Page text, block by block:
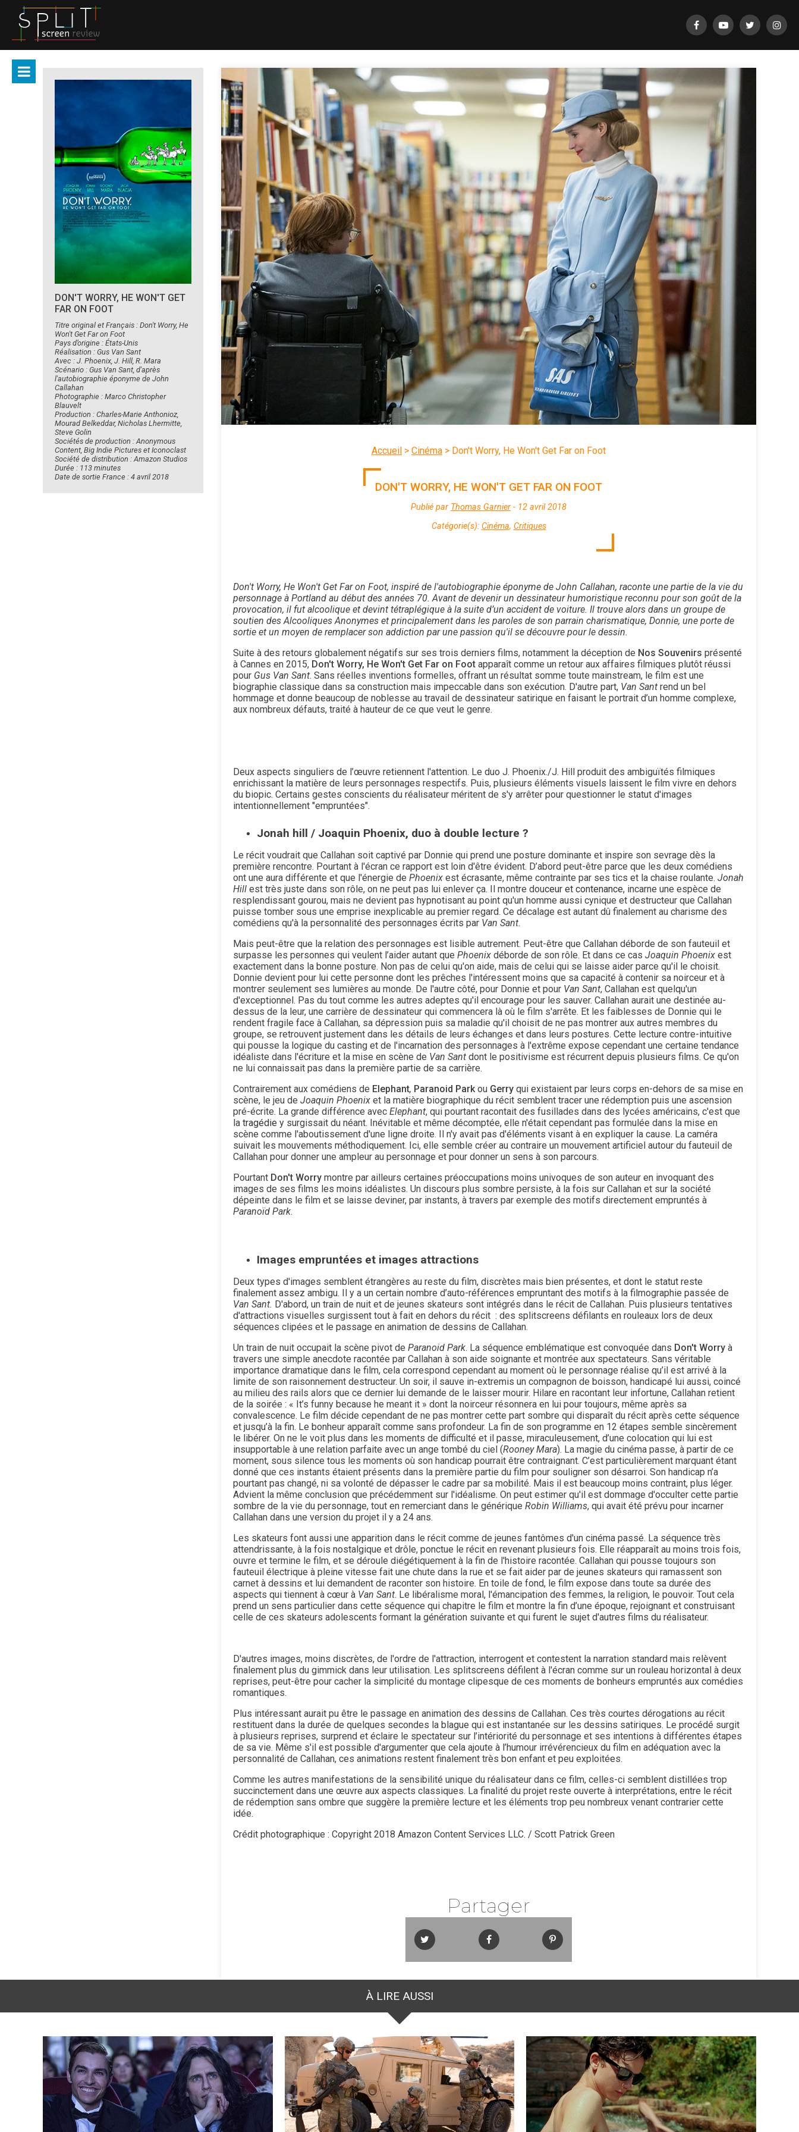
DON'T WORRY, HE WON'T GET
FAR ON FOOT
Titre original et Français : Don't Worry, He
Won't Get Far on Foot
Pays d’origine : États-Unis
Réalisation : Gus Van Sant
Avec : J. Phoenix, J. Hill, R. Mara
Scénario : Gus Van Sant, d'après
l'autobiographie éponyme de John
Callahan
Photographie : Marco Christopher
Blauvelt
Production : Charles-Marie Anthonioz,
Mourad Belkeddar, Nicholas Lhermitte,
Steve Golin
Sociétés de production : Anonymous
Content, Big Indie Pictures et Iconoclast
Société de distribution : Amazon Studios
Durée : 113 minutes
Date de sortie France : 4 avril 2018
Accueil > Cinéma > Don't Worry, He Won't Get Far on Foot
DON'T WORRY, HE WON'T GET FAR ON FOOT
Publié par Thomas Garnier - 12 avril 2018
Catégorie(s): Cinéma, Critiques
Don't Worry, He Won't Get Far on Foot, inspiré de l'autobiographie éponyme de John Callahan, raconte une partie de la vie du
personnage à Portland au début des années 70. Avant de devenir un dessinateur humoristique reconnu pour son goût de la
provocation, il fut alcoolique et devint tétraplégique à la suite d’un accident de voiture. Il trouve alors dans un groupe de
soutien des Alcooliques Anonymes et principalement dans les paroles de son parrain charismatique, Donnie, une porte de
sortie et un moyen de remplacer son addiction par une passion qu'il se découvre pour le dessin.
Suite à des retours globalement négatifs sur ses trois derniers films, notamment la déception de Nos Souvenirs présenté
à Cannes en 2015, Don't Worry, He Won't Get Far on Foot apparaît comme un retour aux affaires filmiques plutôt réussi
pour Gus Van Sant. Sans réelles inventions formelles, offrant un résultat somme toute mainstream, le film est une
biographie classique dans sa construction mais impeccable dans son exécution. D'autre part, Van Sant rend un bel
hommage et donne beaucoup de noblesse au travail de dessinateur satirique en faisant le portrait d’un homme complexe,
aux nombreux défauts, traité à hauteur de ce que veut le genre.
Deux aspects singuliers de l’œuvre retiennent l'attention. Le duo J. Phoenix./J. Hill produit des ambiguïtés filmiques
enrichissant la matière de leurs personnages respectifs. Puis, plusieurs éléments visuels laissent le film vivre en dehors
du biopic. Certains gestes conscients du réalisateur méritent de s'y arrêter pour questionner le statut d'images
intentionnellement "empruntées".
Jonah hill / Joaquin Phoenix, duo à double lecture ?
Le récit voudrait que Callahan soit captivé par Donnie qui prend une posture dominante et inspire son sevrage dès la
première rencontre. Pourtant à l'écran ce rapport est loin d'être évident. D’abord peut-être parce que les deux comédiens
ont une aura différente et que l'énergie de Phoenix est écrasante, même contrainte par ses tics et la chaise roulante. Jonah
Hill est très juste dans son rôle, on ne peut pas lui enlever ça. Il montre douceur et contenance, incarne une espèce de
resplendissant gourou, mais ne devient pas hypnotisant au point qu'un homme aussi cynique et destructeur que Callahan
puisse tomber sous une emprise inexplicable au premier regard. Ce décalage est autant dû finalement au charisme des
comédiens qu'à la personnalité des personnages écrits par Van Sant.
Mais peut-être que la relation des personnages est lisible autrement. Peut-être que Callahan déborde de son fauteuil et
surpasse les personnes qui veulent l’aider autant que Phoenix déborde de son rôle. Et dans ce cas Joaquin Phoenix est
exactement dans la bonne posture. Non pas de celui qu'on aide, mais de celui qui se laisse aider parce qu'il le choisit.
Donnie devient pour lui cette personne dont les prêches l'intéressent moins que sa capacité à contenir sa noirceur et à
montrer seulement ses lumières au monde. De l'autre côté, pour Donnie et pour Van Sant, Callahan est quelqu'un
d'exceptionnel. Pas du tout comme les autres adeptes qu'il encourage pour les sauver. Callahan aurait une destinée au-
dessus de la leur, une carrière de dessinateur qui commencera là où le film s'arrête. Et les faiblesses de Donnie qui le
rendent fragile face à Callahan, sa dépression puis sa maladie qu'il choisit de ne pas montrer aux autres membres du
groupe, se retrouvent justement dans les détails de leurs échanges et dans leurs postures. Cette lecture contre-intuitive
qui pousse la logique du casting et de l'incarnation des personnages à l'extrême expose cependant une certaine tendance
idéaliste dans l'écriture et la mise en scène de Van Sant dont le positivisme est récurrent depuis plusieurs films. Ce qu'on
ne lui connaissait pas dans la première partie de sa carrière.
Contrairement aux comédiens de Elephant, Paranoid Parkou Gerry qui existaient par leurs corps en-dehors de sa mise en
scène, le jeu de Joaquin Phoenix et la matière biographique du récit semblent tracer une rédemption puis une ascension
pré-écrite. La grande différence avec Elephant, qui pourtant racontait des fusillades dans des lycées américains, c'est que
la tragédie y surgissait du néant. Inévitable et même décomptée, elle n'était cependant pas formulée dans la mise en
scène comme l'aboutissement d'une ligne droite. Il n'y avait pas d'éléments visant à en expliquer la cause. La caméra
suivait les mouvements méthodiquement. Ici, elle semble créer au contraire un mouvement artificiel autour du fauteuil de
Callahan pour donner une ampleur au personnage et pour donner un sens à son parcours.
Pourtant Don't Worry montre par ailleurs certaines préoccupations moins univoques de son auteur en invoquant des
images de ses films les moins idéalistes. Un discours plus sombre persiste, à la fois sur Callahan et sur la société
dépeinte dans le film et se laisse deviner, par instants, à travers par exemple des motifs directement empruntés à
Paranoïd Park.
Images empruntées et images attractions
Deux types d'images semblent étrangères au reste du film, discrètes mais bien présentes, et dont le statut reste
finalement assez ambigu. Il y a un certain nombre d’auto-références empruntant des motifs à la filmographie passée de
Van Sant. D'abord, un train de nuit et de jeunes skateurs sont intégrés dans le récit de Callahan. Puis plusieurs tentatives
d'attractions visuelles surgissent tout à fait en dehors du récit : des splitscreens défilants en rouleaux lors de deux
séquences clipées et le passage en animation de dessins de Callahan.
Un train de nuit occupait la scène pivot de Paranoid Park. La séquence emblématique est convoquée dans Don't Worry à
travers une simple anecdote racontée par Callahan à son aide soignante et montrée aux spectateurs. Sans véritable
importance dramatique dans le film, cela correspond cependant au moment où le personnage réalise qu’il est arrivé à la
limite de son raisonnement destructeur. Un soir, il sauve in-extremis un compagnon de boisson, handicapé lui aussi, coincé
au milieu des rails alors que ce dernier lui demande de le laisser mourir. Hilare en racontant leur infortune, Callahan retient
de la soirée : « It’s funny because he meant it » dont la noirceur résonnera en lui pour toujours, même après sa
convalescence. Le film décide cependant de ne pas montrer cette part sombre qui disparaît du récit après cette séquence
et jusqu’à la fin. Le bonheur apparaît comme sans profondeur. La fin de son programme en 12 étapes semble sincèrement
le libérer. On ne le voit plus dans les moments de difficulté et il passe, miraculeusement, d’une colocation qui lui est
insupportable à une relation parfaite avec un ange tombé du ciel (Rooney Mara). La magie du cinéma passe, à partir de ce
moment, sous silence tous les moments où son handicap pourrait être contraignant. C’est particulièrement marquant étant
donné que ces instants étaient présents dans la première partie du film pour souligner son désarroi. Son handicap n’a
pourtant pas changé, ni sa volonté de dépasser le cadre par sa mobilité. Mais il est beaucoup moins contraint, plus léger.
Advient la même conclusion que précédemment sur l'idéalisme. On peut estimer qu'il est dommage d'occulter cette partie
sombre de la vie du personnage, tout en remerciant dans le générique Robin Williams, qui avait été prévu pour incarner
Callahan dans une version du projet il y a 24 ans.
Les skateurs font aussi une apparition dans le récit comme de jeunes fantômes d'un cinéma passé. La séquence très
attendrissante, à la fois nostalgique et drôle, ponctue le récit en revenant plusieurs fois. Elle réapparaît au moins trois fois,
ouvre et termine le film, et se déroule diégétiquement à la fin de l'histoire racontée. Callahan qui pousse toujours son
fauteuil électrique à pleine vitesse fait une chute dans la rue et se fait aider par de jeunes skateurs qui ramassent son
carnet à dessins et lui demandent de raconter son histoire. En toile de fond, le film expose dans toute sa durée des
aspects qui tiennent à cœur à Van Sant. Le libéralisme moral, l'émancipation des femmes, la religion, le pouvoir. Tout cela
prend un sens particulier dans cette séquence qui chapitre le film et montre la fin d’une époque, rejoignant et construisant
celle de ces skateurs adolescents formant la génération suivante et qui furent le sujet d'autres films du réalisateur.
D'autres images, moins discrètes, de l'ordre de l'attraction, interrogent et contestent la narration standard mais relèvent
finalement plus du gimmick dans leur utilisation. Les splitscreens défilent à l'écran comme sur un rouleau horizontal à deux
reprises, peut-être pour cacher la simplicité du montage clipesque de ces moments de bonheurs empruntés aux comédies
romantiques.
Plus intéressant aurait pu être le passage en animation des dessins de Callahan. Ces très courtes dérogations au récit
restituent dans la durée de quelques secondes la blague qui est instantanée sur les dessins satiriques. Le procédé surgit
à plusieurs reprises, surprend et éclaire le spectateur sur l’intériorité du personnage et ses intentions à différentes étapes
de sa vie. Même s'il est possible d'argumenter que cela ajoute à l’humour irrévérencieux du film en adéquation avec la
personnalité de Callahan, ces animations restent finalement très bon enfant et peu exploitées.
Comme les autres manifestations de la sensibilité unique du réalisateur dans ce film, celles-ci semblent distillées trop
succinctement dans une œuvre aux aspects classiques. La finalité du projet reste ouverte à interprétations, entre le récit
de rédemption sans ombre que suggère la première lecture et les éléments trop peu nombreux venant contrarier cette
idée.
Crédit photographique : Copyright 2018 Amazon Content Services LLC. / Scott Patrick Green
Partager
À LIRE AUSSI